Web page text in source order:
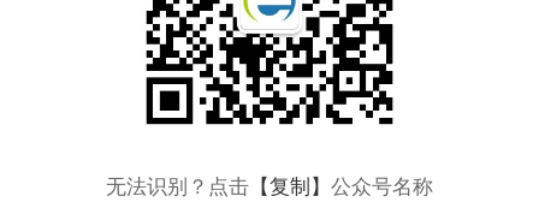
无法识别？点击 【复制】 公众号名称